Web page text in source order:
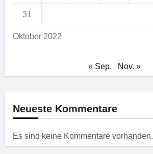
Oktober 2022
31
« Sep. Nov. »
Neueste Kommentare
Es sind keine Kommentare vorhanden.